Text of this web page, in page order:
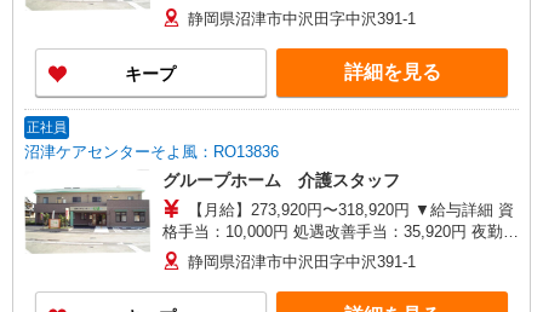
支給 通勤手当 年末年始手当：380円/時 ※12/300
時〜1/324時 寸志あり：年2回（6月・12月） ※業
績による ※処遇改善手当は試用期間中(3ヶ月)は支
給なし
静岡県沼津市中沢田字中沢391-1
キープ 詳細を見る
正社員
沼津ケアセンターそよ風：RO13836
グループホーム 介護スタッフ
【月給】273,920円〜318,920円 ▼給与詳細 資
格手当：10,000円 処遇改善手当：35,920円 夜勤手
当：30,000円（5回分） ※6回目以降は1回6,000円
支給 住宅手当：規定あり 地域手当：0〜15,000円
精勤手当：8,000円 ▼下記別途支給 通勤手当 年末
静岡県沼津市中沢田字中沢391-1